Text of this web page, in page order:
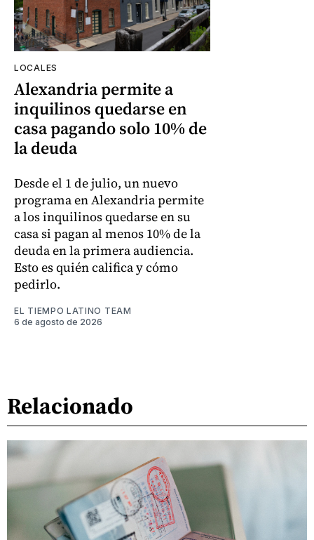
LOCALES
Alexandria permite a
inquilinos quedarse en
casa pagando solo 10% de
la deuda
Desde el 1 de julio, un nuevo
programa en Alexandria permite
a los inquilinos quedarse en su
casa si pagan al menos 10% de la
deuda en la primera audiencia.
Esto es quién califica y cómo
pedirlo.
EL TIEMPO LATINO TEAM
6 de agosto de 2026
Relacionado